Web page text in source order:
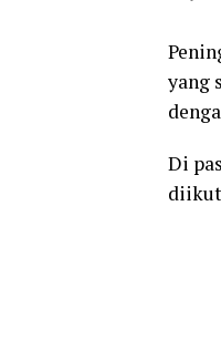
yang
Di